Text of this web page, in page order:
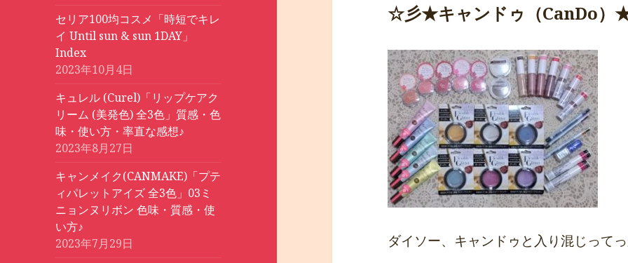
セリア100均コスメ「時短でキレ
イ Until sun & sun 1DAY」
Index
2023年10月4日
キュレル (Curel)「リップケアク
リーム (美発色) 全3色」質感・色
味・使い方・率直な感想♪
2023年8月27日
キャンメイク(CANMAKE)「プテ
ィパレットアイズ 全3色」03ミ
ニョンヌリボン 色味・質感・使
い方♪
2023年7月29日
☆彡★キャンドゥ（CanDo
ダイソー、キャンドゥと入り混じってっ